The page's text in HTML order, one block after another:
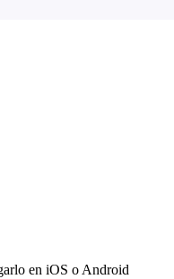
en iOS o Android